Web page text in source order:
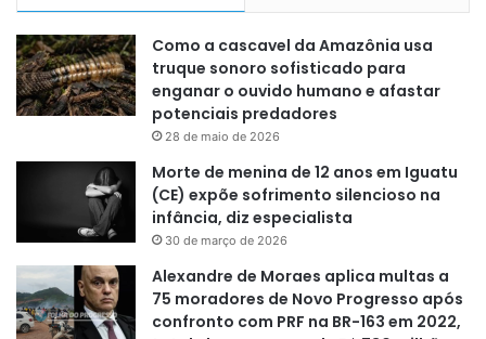
Como a cascavel da Amazônia usa
truque sonoro sofisticado para
enganar o ouvido humano e afastar
potenciais predadores
28 de maio de 2026
Morte de menina de 12 anos em Iguatu
(CE) expõe sofrimento silencioso na
infância, diz especialista
30 de março de 2026
Alexandre de Moraes aplica multas a
75 moradores de Novo Progresso após
confronto com PRF na BR-163 em 2022,